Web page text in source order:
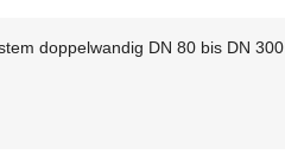
doppelwandig DN 80 bis DN 300